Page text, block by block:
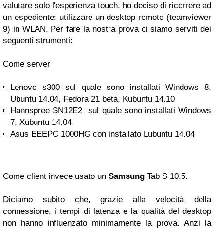
valutare solo l'esperienza touch, ho deciso di ricorrere ad
un espediente: utilizzare un desktop remoto (teamviewer
9) in WLAN. Per fare la nostra prova ci siamo serviti dei
seguenti strumenti:
Come server
Lenovo s300 sul quale sono installati Windows 8,
Ubuntu 14.04, Fedora 21 beta, Kubuntu 14.10
Hannspree SN12E2 sul quale sono installati Windows
7, Xubuntu 14.04
Asus EEEPC 1000HG con installato Lubuntu 14.04
Come client invece usato un Samsung Tab S 10.5.
Diciamo subito che, grazie alla velocità della
connessione, i tempi di latenza e la qualità del desktop
non hanno influenzato minimamente la prova. Anzi la